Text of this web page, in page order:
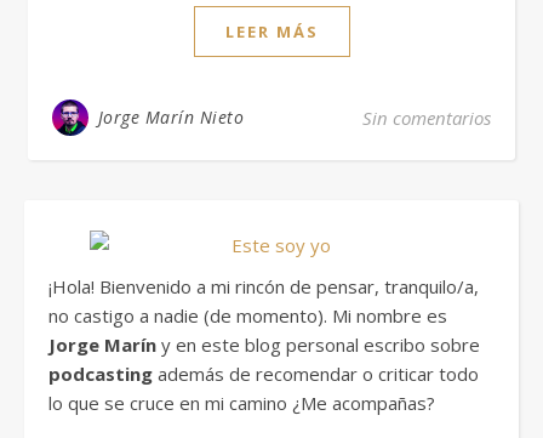
LEER MÁS
Jorge Marín Nieto Sin comentarios
¡Hola! Bienvenido a mi rincón de pensar, tranquilo/a,
no castigo a nadie (de momento). Mi nombre es
Jorge Marín y en este blog personal escribo sobre
podcasting además de recomendar o criticar todo
lo que se cruce en mi camino ¿Me acompañas?